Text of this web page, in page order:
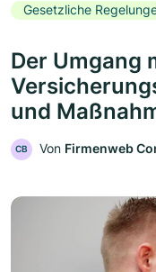
Gesetzliche
Der Umgang
und
CB Von Firmenweb